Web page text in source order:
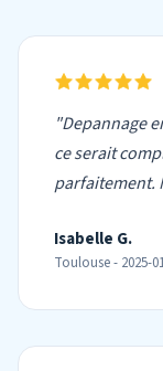
"Depannage
ce serait
parfaitement.
Isabelle G.
Toulouse - 2025-